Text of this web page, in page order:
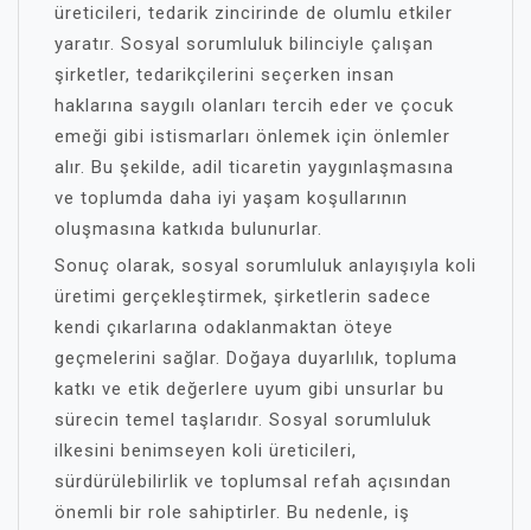
üreticileri, tedarik zincirinde de olumlu etkiler
yaratır. Sosyal sorumluluk bilinciyle çalışan
şirketler, tedarikçilerini seçerken insan
haklarına saygılı olanları tercih eder ve çocuk
emeği gibi istismarları önlemek için önlemler
alır. Bu şekilde, adil ticaretin yaygınlaşmasına
ve toplumda daha iyi yaşam koşullarının
oluşmasına katkıda bulunurlar.
Sonuç olarak, sosyal sorumluluk anlayışıyla koli
üretimi gerçekleştirmek, şirketlerin sadece
kendi çıkarlarına odaklanmaktan öteye
geçmelerini sağlar. Doğaya duyarlılık, topluma
katkı ve etik değerlere uyum gibi unsurlar bu
sürecin temel taşlarıdır. Sosyal sorumluluk
ilkesini benimseyen koli üreticileri,
sürdürülebilirlik ve toplumsal refah açısından
önemli bir role sahiptirler. Bu nedenle, iş